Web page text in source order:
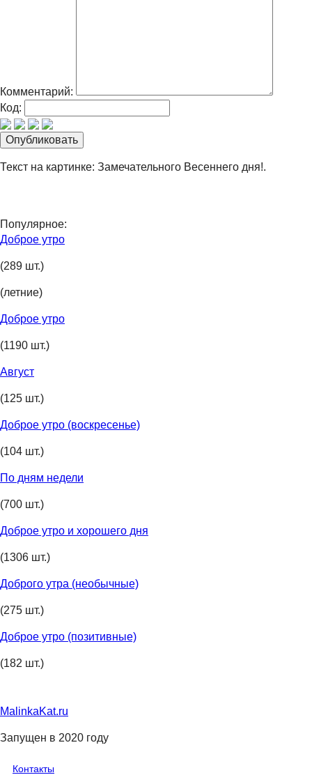
Комментарий:
Код:
Текст на картинке: Замечательного Весеннего дня!.
Популярное:
Доброе утро
(289 шт.)
(летние)
Доброе утро
(1190 шт.)
Август
(125 шт.)
Доброе утро (воскресенье)
(104 шт.)
По дням недели
(700 шт.)
Доброе утро и хорошего дня
(1306 шт.)
Доброго утра (необычные)
(275 шт.)
Доброе утро (позитивные)
(182 шт.)
MalinkaKat.ru
Запущен в 2020 году
Контакты